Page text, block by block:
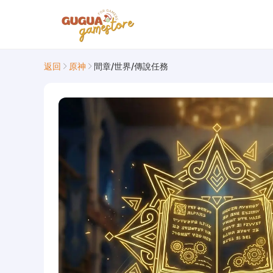
返回 原神 間章/世界/傳說任務